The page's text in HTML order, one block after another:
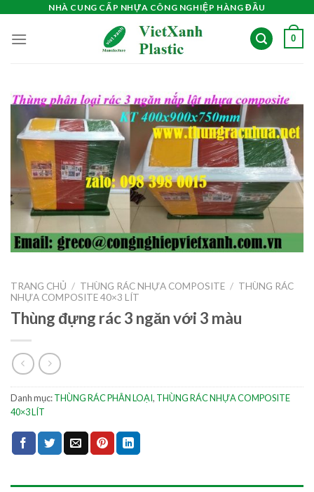
content
NHÀ CUNG CẤP NHỰA CÔNG NGHIỆP HÀNG ĐẦU
0
TRANG CHỦ / THÙNG RÁC NHỰA COMPOSITE / THÙNG RÁC
NHỰA COMPOSITE 40×3 LÍT
Thùng đựng rác 3 ngăn với 3 màu
Danh mục:THÙNG RÁC PHÂN LOẠI, THÙNG RÁC NHỰA COMPOSITE
40×3 LÍT